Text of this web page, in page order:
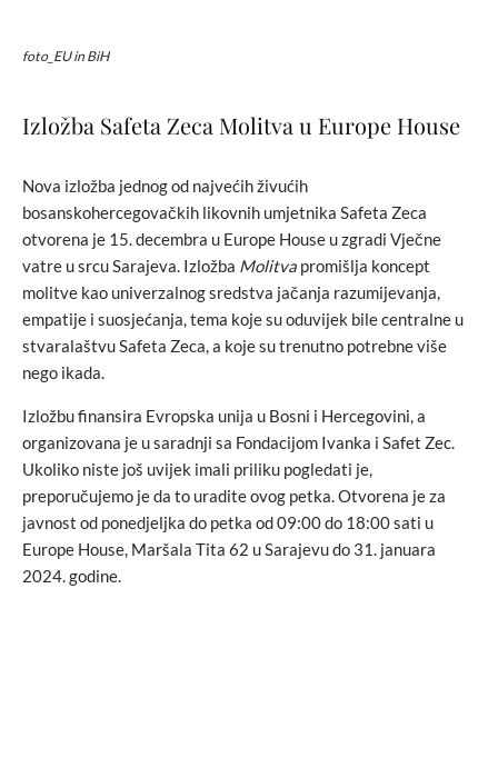
foto_EU in BiH
Izložba Safeta Zeca Molitva u Europe House
Nova izložba jednog od najvećih živućih
bosanskohercegovačkih likovnih umjetnika Safeta Zeca
otvorena je 15. decembra u Europe House u zgradi Vječne
vatre u srcu Sarajeva. Izložba Molitva promišlja koncept
molitve kao univerzalnog sredstva jačanja razumijevanja,
empatije i suosjećanja, tema koje su oduvijek bile centralne u
stvaralaštvu Safeta Zeca, a koje su trenutno potrebne više
nego ikada.
Izložbufinansira Evropska unija u Bosni i Hercegovini, a
organizovana je u saradnji sa Fondacijom Ivanka i Safet Zec.
Ukoliko niste još uvijek imali priliku pogledati je,
preporučujemo je da to uradite ovog petka. Otvorena je za
javnost od ponedjeljka do petka od 09:00 do 18:00 sati u
Europe House, Maršala Tita 62 u Sarajevu do 31. januara
2024. godine.